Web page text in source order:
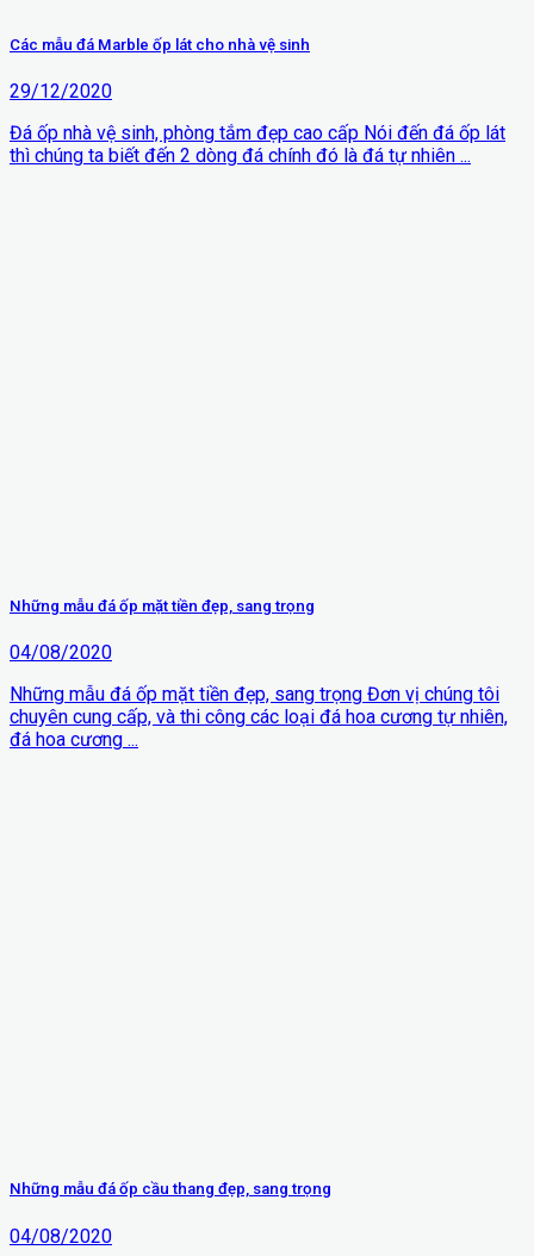
Các mẫu đá Marble ốp lát cho nhà vệ sinh
29/12/2020
Đá ốp nhà vệ sinh, phòng tắm đẹp cao cấp Nói đến đá ốp lát
thì chúng ta biết đến 2 dòng đá chính đó là đá tự nhiên ...
Những mẫu đá ốp mặt tiền đẹp, sang trọng
04/08/2020
Những mẫu đá ốp mặt tiền đẹp, sang trọng Đơn vị chúng tôi
chuyên cung cấp, và thi công các loại đá hoa cương tự nhiên,
đá hoa cương ...
Những mẫu đá ốp cầu thang đẹp, sang trọng
04/08/2020